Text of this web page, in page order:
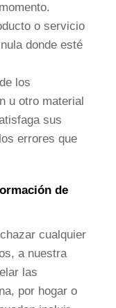
o servicio
donde esté
los
u otro material
sus
errores que
de
cualquier
a nuestra
las
por hogar o